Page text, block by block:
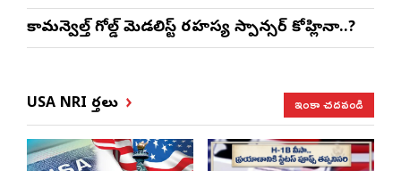
కామన్వెల్త్ గోల్డ్ మెడలిస్ట్ రహస్య స్పాన్సర్ కోహ్లినా..?
USA NRI వార్తలు ఇంకా చదవండి